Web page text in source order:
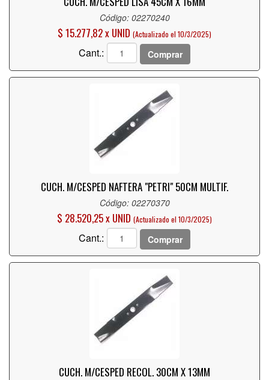
Código: 02270240
$ 15.277,82 x UNID (Actualizado el 10/3/2025)
Cant.: Comprar
CUCH. M/CESPED NAFTERA "PETRI" 50CM MULTIF.
Código: 02270370
$ 28.520,25 x UNID (Actualizado el 10/3/2025)
Cant.: Comprar
CUCH. M/CESPED RECOL. 30CM X 13MM